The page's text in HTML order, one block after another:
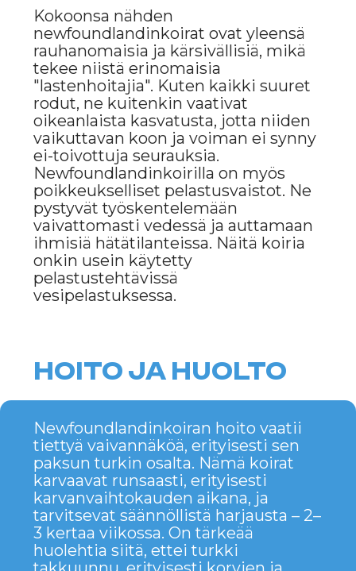
PLUS
Ne ovat ystävällisiä, sopivat
lapsiperheille.
Ne vaativat siistimistä.
Nämä koirat tunnetaan
ystävällisyydestään ja
kärsivällisyydestään. Ne ovat
rauhallisia ja varovaisia lasten kanssa,
mikä tekee niistä erinomaisia
perhekoiria ja kumppaneita.
Niiden paksu ja pitkä turkki vaatii
säännöllistä hoitoa, harjausta ja
puhtaanapitoa, jotta takkuja ei
muodostu ja iho pysyy terveenä.